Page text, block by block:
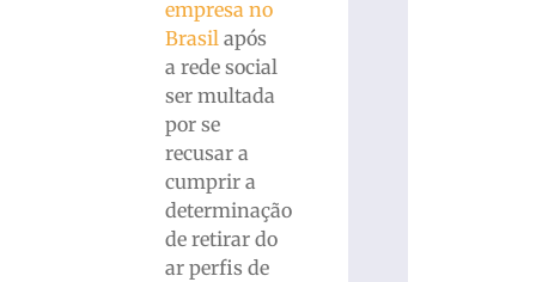
empresa no
Brasil após
a rede social
ser multada
por se
recusar a
cumprir a
determinação
de retirar do
ar perfis de